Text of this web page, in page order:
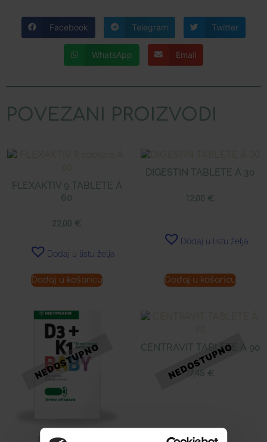
Facebook Telegram Twitter
WhatsApp Email
POVEZANI PROIZVODI
FLEXAKTIV 9 TABLETE Á
60
22,00 €
Dodaj u listu želja
Dodaj u košaricu
DIGESTIN TABLETE Á 30
12,00 €
Dodaj u listu želja
Dodaj u košaricu
CENTRAVIT TABLETE Á 90
17,45 €